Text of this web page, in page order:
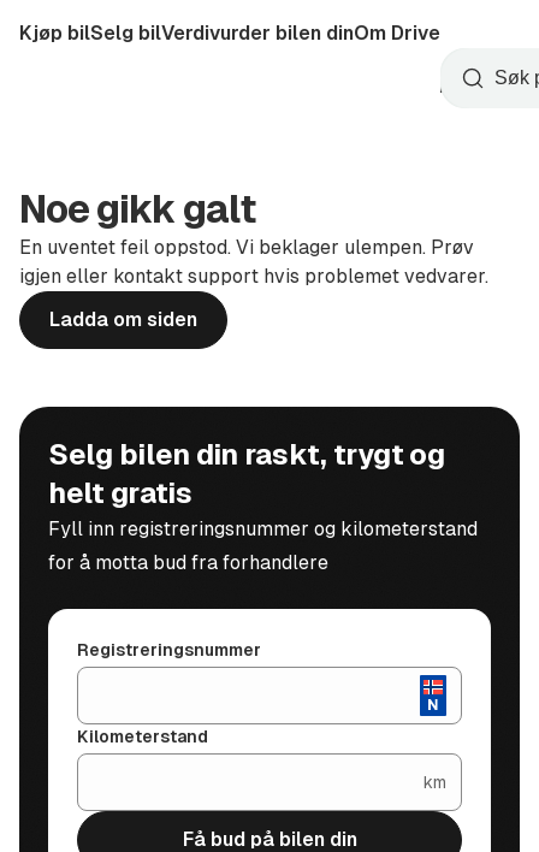
til
Startside
Kjøp bilSelg bilVerdivurder bilen dinOm Drive
Opprett
konto
Søk
Noe gikk galt
En uventet feil oppstod. Vi beklager ulempen. Prøv
igjen eller kontakt support hvis problemet vedvarer.
Ladda om siden
Selg bilen din raskt, trygt og
helt gratis
Fyll inn registreringsnummer og kilometerstand
for å motta bud fra forhandlere
Registreringsnummer
Kilometerstand
km
Få bud på bilen din